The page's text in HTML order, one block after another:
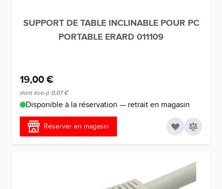
SUPPORT DE TABLE INCLINABLE POUR PC
PORTABLE ERARD 011109
19,00 €
dont éco-p 0,07 €
Disponible à la réservation — retrait en magasin
Réserver en magasin